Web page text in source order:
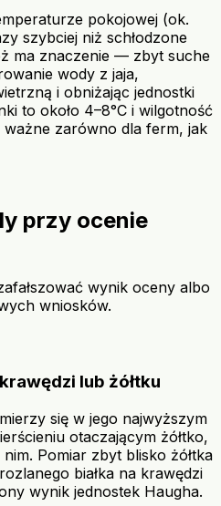
pokojowej (ok.
szybciej niż schłodzone
ma znaczenie — zbyt suche
wody z jaja,
i obniżając jednostki
to około 4–8°C i wilgotność
zarówno dla ferm, jak
przy ocenie
wynik oceny albo
wniosków.
lub żółtku
się w jego najwyższym
otaczającym żółtko,
Pomiar zbyt blisko żółtka
białka na krawędzi
wynik jednostek Haugha.